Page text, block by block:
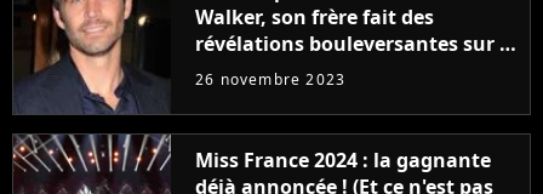
Walker, son frère fait des
révélations bouleversantes sur la
réaction des acteurs de Fast and
26 novembre 2023
Miss France 2024 : la gagnante
déjà annoncée ! (Et ce n'est pas